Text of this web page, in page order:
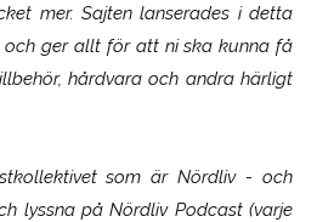
mer. Sajten lanserades i detta
och ger allt för att ni ska kunna få
hårdvara och andra härligt
som ärNördliv- och
lyssna på Nördliv Podcast (varje